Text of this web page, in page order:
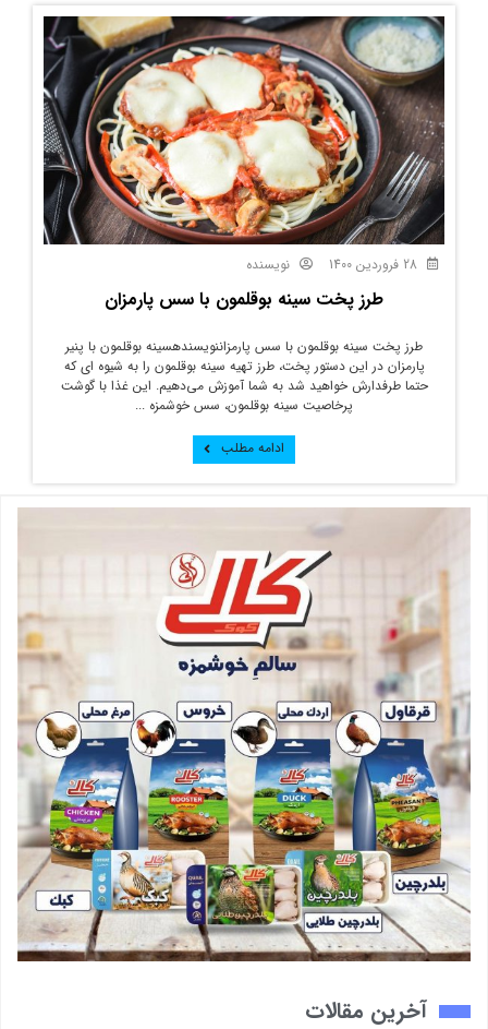
نویسنده
طرز پخت سینه بوقلمون با سس پارمزان
طرز پخت سینه بوقلمون با سس پارمزاننویسندهسینه بوقلمون با پنیر
پارمزان در این دستور پخت، طرز تهیه سینه بوقلمون را به شیوه ای که
حتما طرفدارش خواهید شد به شما آموزش می‌دهیم. این غذا با گوشت
پرخاصیت سینه بوقلمون، سس خوشمزه ...
ادامه مطلب
آخرین مقالات